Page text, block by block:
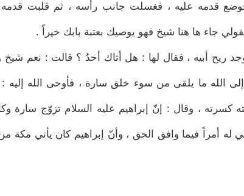
قدمه عليه ، فغسلت جانب رأسه ، ثم قلبت قدمه
جاء ها هنا شيخ فهو يوصيك بعتبة بابك خيراً .
ريح أبيه ، فقال لها : هل أتاك أحدٌ ؟ قالت : نعم شيخ
الله ما يلقى من سوء خلق سارة ، فأوحى الله إليه
كسرته ، وقال : إنّ إبراهيم عليه السلام تزوّج سارة
له أمراً فيما وافق الحق ، وأنّ إبراهيم كان يأتي مكة